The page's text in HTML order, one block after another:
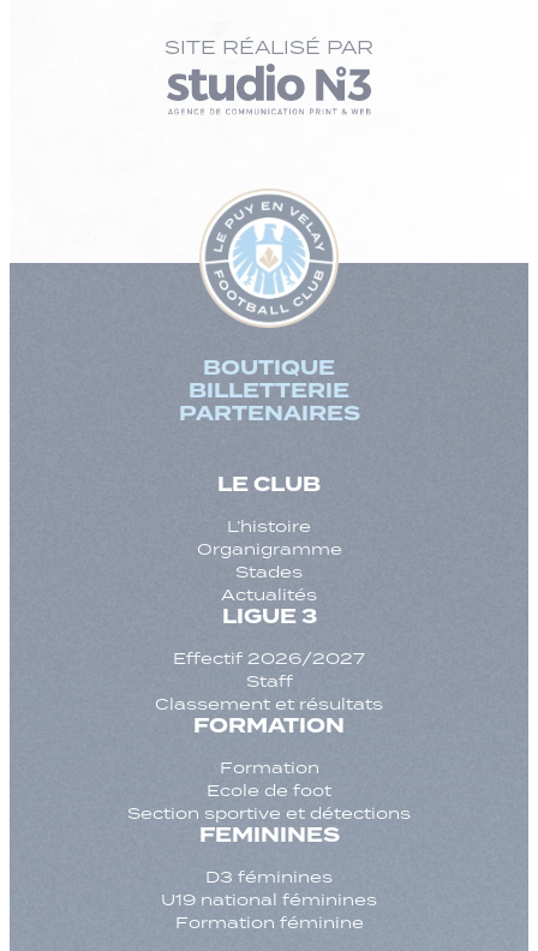
SITE RÉALISÉ PAR
BOUTIQUE
BILLETTERIE
PARTENAIRES
LE CLUB
L’histoire
Organigramme
Stades
Actualités
LIGUE 3
Effectif 2026/2027
Staff
Classement et résultats
FORMATION
Formation
Ecole de foot
Section sportive et détections
FEMININES
D3 féminines
U19 national féminines
Formation féminine